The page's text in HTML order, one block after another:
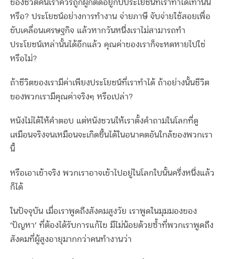
ของชีวิตคนเราควรถูกผูกติดอยู่กับประโยชน์ที่เราทำได้เท่านั้น
หรือ? ประโยชน์อย่างการทำงาน จ่ายภาษี จับจ่ายใช้สอยเพื่อ
ขับเคลื่อนเศรษฐกิจ แล้วหากวันหนึ่งเราไม่สามารถทำ
ประโยชน์เหล่านั้นได้อีกแล้ว คุณค่าของเราก็จะหดหายไปใช่
หรือไม่?
ถ้าชีวิตของเรามีค่าเพียงประโยชน์ที่เราทำได้ ถ้าอย่างนั้นชีวิต
ของพวกเรามีคุณค่าจริงๆ หรือเปล่า?
หนังไม่ได้ให้คำตอบ แต่หนังชวนให้เราตั้งคำถามในโลกที่ดู
เสมือนจริงจนเหมือนจะเกิดขึ้นได้ในอนาคตอันใกล้ของพวกเรา
นี้
หรือเอาเข้าจริง พวกเราอาจเข้าไปอยู่ในโลกใบนั้นครึ่งหนึ่งแล้ว
ก็ได้
ในปัจจุบัน เมื่อเราพูดถึงสังคมสูงวัย เราพูดในมุมมองของ
‘ปัญหา’ ที่ต้องได้รับการแก้ไข มีไม่น้อยด้วยซ้ำที่พวกเราพูดถึง
สังคมที่ผู้สูงอายุมากกว่าคนทำงานว่า